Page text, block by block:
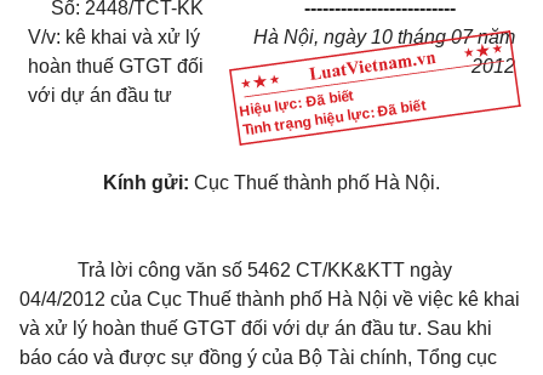
Hiệu lực: Đã biết
Tình trạng hiệu lực: Đã biết
Số: 2448/TCT-KK
V/v: kê khai và xử lý
hoàn thuế GTGT đối
với dự án đầu tư
-------------------------
Hà Nội, ngày 10 tháng 07 năm
2012
Kính gửi: Cục Thuế thành phố Hà Nội.
Trả lời công văn số 5462 CT/KK&KTT ngày
04/4/2012 của Cục Thuế thành phố Hà Nội về việc kê khai
và xử lý hoàn thuế GTGT đối với dự án đầu tư. Sau khi
báo cáo và được sự đồng ý của Bộ Tài chính, Tổng cục